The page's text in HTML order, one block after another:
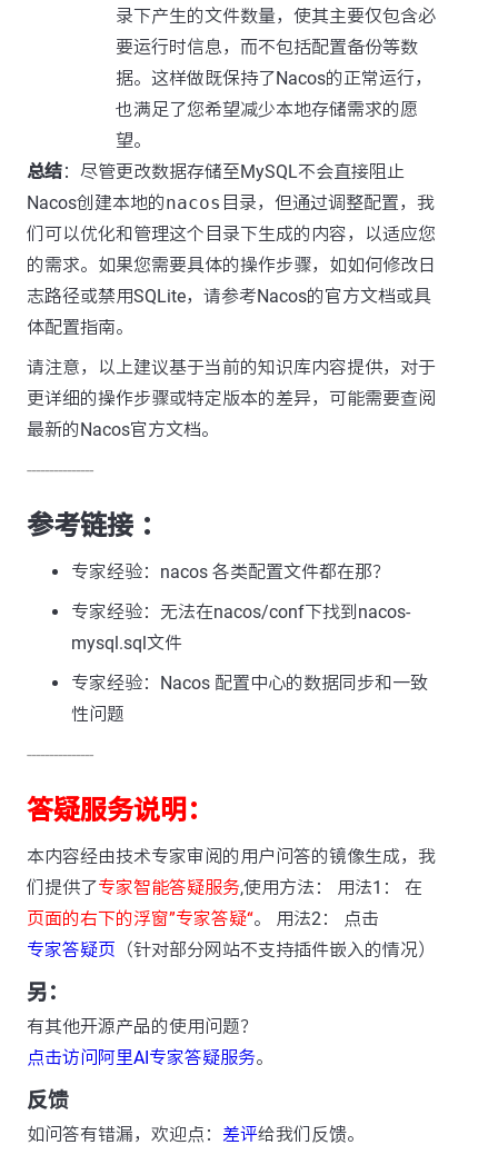
录下产生的文件数量，使其主要仅包含必
要运行时信息，而不包括配置备份等数
据。这样做既保持了Nacos的正常运行，
也满足了您希望减少本地存储需求的愿
望。
总结：尽管更改数据存储至MySQL不会直接阻止
Nacos创建本地的nacos 目录，但通过调整配置，我
们可以优化和管理这个目录下生成的内容，以适应您
的需求。如果您需要具体的操作步骤，如如何修改日
志路径或禁用SQLite，请参考Nacos的官方文档或具
体配置指南。
请注意，以上建议基于当前的知识库内容提供，对于
更详细的操作步骤或特定版本的差异，可能需要查阅
最新的Nacos官方文档。
---------------
参考链接 ：
专家经验：nacos 各类配置文件都在那？
专家经验：无法在nacos/conf下找到nacos-
mysql.sql文件
专家经验：Nacos 配置中心的数据同步和一致
性问题
---------------
答疑服务说明：
本内容经由技术专家审阅的用户问答的镜像生成，我
们提供了专家智能答疑服务,使用方法： 用法1： 在
页面的右下的浮窗”专家答疑“。 用法2： 点击
专家答疑页 （针对部分网站不支持插件嵌入的情况）
另：
有其他开源产品的使用问题？
点击访问阿里AI专家答疑服务。
反馈
如问答有错漏，欢迎点： 差评给我们反馈。